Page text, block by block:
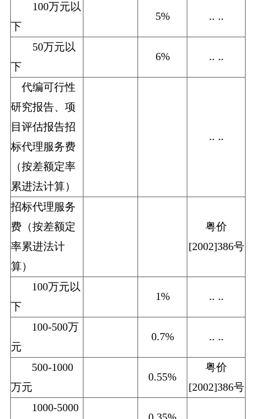
100万元以
下
5% ‥ ‥
50万元以
下
6% ‥ ‥
代编可行性
研究报告、项
目评估报告招
标代理服务费
（按差额定率
累进法计算）
‥ ‥
招标代理服务
费（按差额定
率累进法计
算）
粤价
[2002]386号
100万元以
下
1% ‥ ‥
100-500万
元
0.7% ‥ ‥
500-1000
万元
0.55%
粤价
[2002]386号
1000-5000